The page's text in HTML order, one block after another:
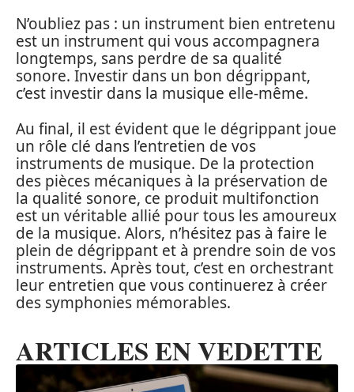
N’oubliez pas : un instrument bien entretenu
est un instrument qui vous accompagnera
longtemps, sans perdre de sa qualité
sonore. Investir dans un bon dégrippant,
c’est investir dans la musique elle-même.
Au final, il est évident que le dégrippant joue
un rôle clé dans l’entretien de vos
instruments de musique. De la protection
des pièces mécaniques à la préservation de
la qualité sonore, ce produit multifonction
est un véritable allié pour tous les amoureux
de la musique. Alors, n’hésitez pas à faire le
plein de dégrippant et à prendre soin de vos
instruments. Après tout, c’est en orchestrant
leur entretien que vous continuerez à créer
des symphonies mémorables.
ARTICLES EN VEDETTE